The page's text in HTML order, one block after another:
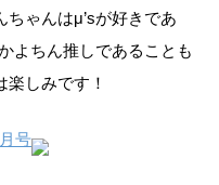
ゃんはμ’sが好きであ
よちん推しであることも
しみです！
号